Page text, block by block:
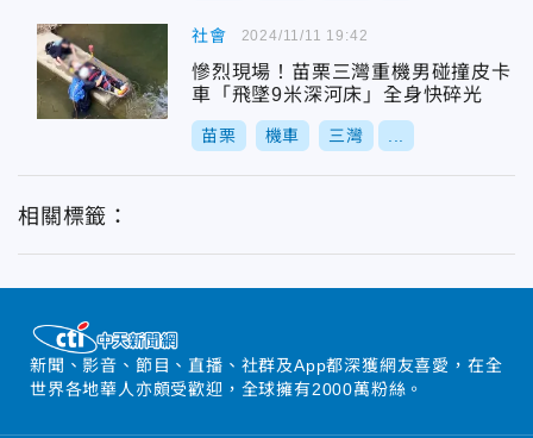
社會
慘烈現場！苗栗三灣重機男碰撞皮卡
車「飛墜9米深河床」全身快碎光
苗栗 機車 三灣
2024/11/11 19:42
相關標籤：
新聞、影音、節目、直播、社群及App都深獲網友喜愛，在全
世界各地華人亦頗受歡迎，全球擁有2000萬粉絲。